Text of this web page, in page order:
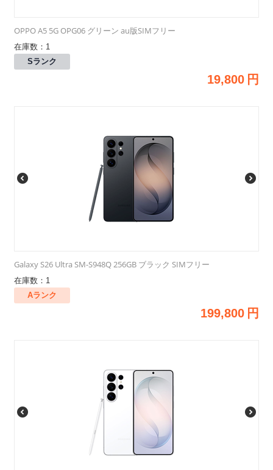
OPPO A5 5G OPG06 グリーン au版SIMフリー
在庫数：1
Sランク
19,800 円
Galaxy S26 Ultra SM-S948Q 256GB ブラック SIMフリー
在庫数：1
Aランク
199,800 円